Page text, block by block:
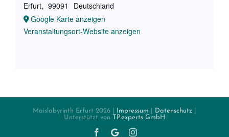
Erfurt, 99091
Deutschland
Google Karte anzeigen
Veranstaltungsort-Website anzeigen
Maislabyrinth Erfurt 2026 | Impressum Datenschutz
Unterstützt von TP.experts GmbH
Facebook
TwitterInstagram